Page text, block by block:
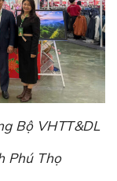
Bộ VHTT&DL
Phú Thọ